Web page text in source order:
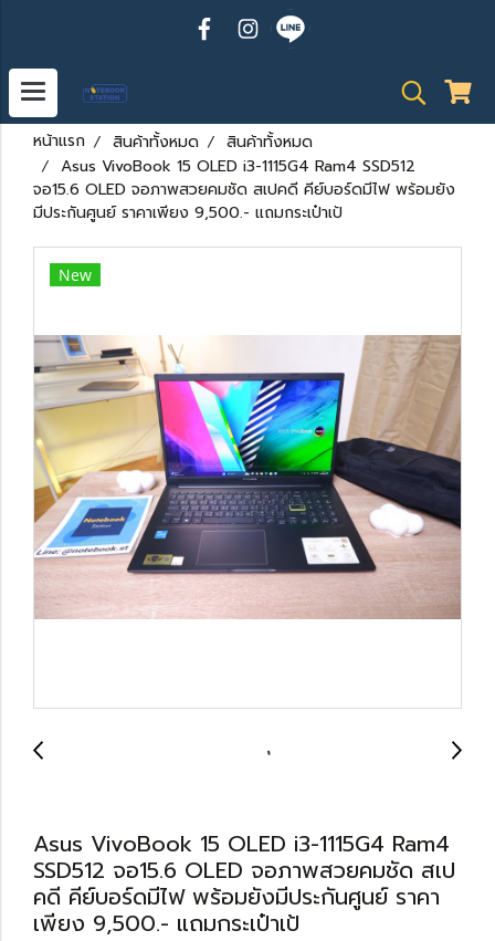
หน้าแรก สินค้าทั้งหมด
สินค้าทั้งหมด
Asus VivoBook 15 OLED i3-1115G4 Ram4 SSD512
จอ15.6 OLED จอภาพสวยคมชัด สเปคดี คีย์บอร์ดมีไฟ พร้อมยัง
มีประกันศูนย์ ราคาเพียง 9,500.- แถมกระเป๋าเป้
New
Asus VivoBook 15 OLED i3-1115G4 Ram4
SSD512 จอ15.6 OLED จอภาพสวยคมชัด สเป
คดี คีย์บอร์ดมีไฟ พร้อมยังมีประกันศูนย์ ราคา
เพียง 9,500.- แถมกระเป๋าเป้